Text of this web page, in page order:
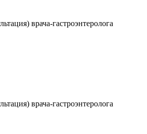
врача-гастроэнтеролога
врача-гастроэнтеролога